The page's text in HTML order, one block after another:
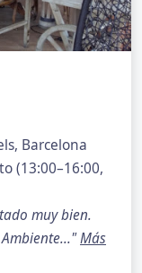
Barcelona
(13:00–16:00,
muy bien.
Más